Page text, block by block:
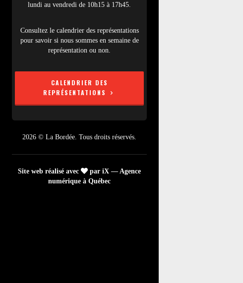
lundi au vendredi de 10h15 à 17h45.
Consultez le calendrier des représentations
pour savoir si nous sommes en semaine de
représentation ou non.
CALENDRIER DES
REPRÉSENTATIONS
2026 © La Bordée. Tous droits réservés.
Site web réalisé avec
par iX — Agence
numérique à Québec